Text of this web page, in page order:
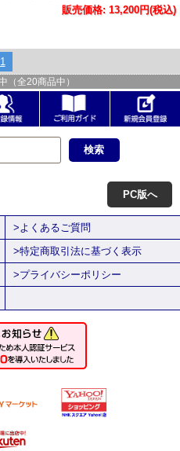
販売価格: 13,200円(税込)
1
（全20商品中）
PC版へ
>よくあるご質問
>特定商取引法に基づく表示
>プライバシーポリシー